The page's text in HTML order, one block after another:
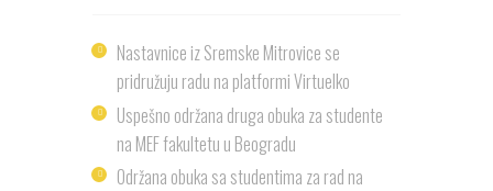
Nastavnice iz Sremske Mitrovice se
pridružuju radu na platformi Virtuelko
Uspešno održana druga obuka za studente
na MEF fakultetu u Beogradu
Održana obuka sa studentima za rad na